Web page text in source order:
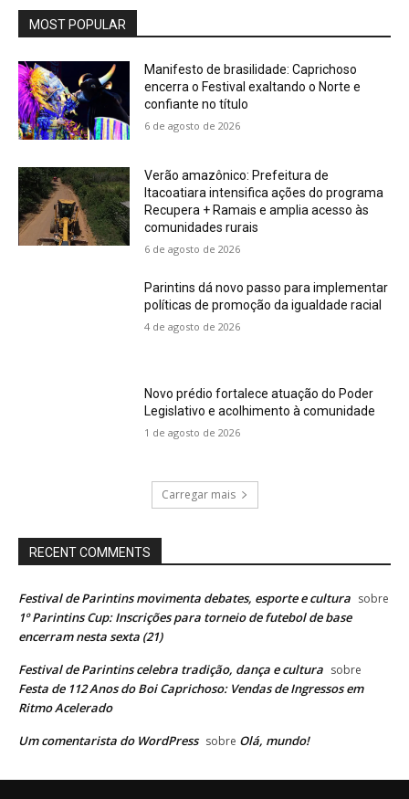
MOST POPULAR
Manifesto de brasilidade: Caprichoso
encerra o Festival exaltando o Norte e
confiante no título
6 de agosto de 2026
Verão amazônico: Prefeitura de
Itacoatiara intensifica ações do programa
Recupera + Ramais e amplia acesso às
comunidades rurais
6 de agosto de 2026
Parintins dá novo passo para implementar
políticas de promoção da igualdade racial
4 de agosto de 2026
Novo prédio fortalece atuação do Poder
Legislativo e acolhimento à comunidade
1 de agosto de 2026
Carregar mais
RECENT COMMENTS
Festival de Parintins movimenta debates, esporte e cultura sobre
1º Parintins Cup: Inscrições para torneio de futebol de base
encerram nesta sexta (21)
Festival de Parintins celebra tradição, dança e cultura sobre
Festa de 112 Anos do Boi Caprichoso: Vendas de Ingressos em
Ritmo Acelerado
Um comentarista do WordPress sobre Olá, mundo!